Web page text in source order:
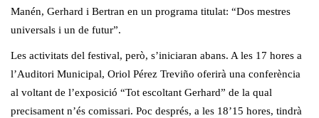
Manén, Gerhard i Bertran en un programa titulat: “Dos mestres
universals i un de futur”.
Les activitats del festival, però, s’iniciaran abans. A les 17 hores a
l’Auditori Municipal, Oriol Pérez Treviño oferirà una conferència
al voltant de l’exposició “Tot escoltant Gerhard” de la qual
precisament n’és comissari. Poc després, a les 18’15 hores, tindrà